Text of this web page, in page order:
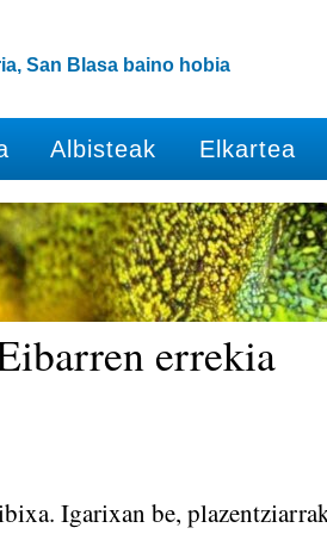
San Blasa baino hobia
Albisteak Elkartea
errekia
Igarixan be,